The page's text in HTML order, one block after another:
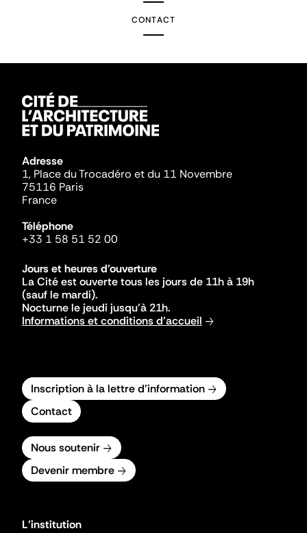
CONTACT
Adresse
1, Place du Trocadéro et du 11 Novembre
75116 Paris
France
Téléphone
+33 1 58 51 52 00
Jours et heures d'ouverture
La Cité est ouverte tous les jours de 11h à 19h
(sauf le mardi).
Nocturne le jeudi jusqu'à 21h.
Informations et conditions d'accueil
Inscription à la lettre d'information
Contact
Nous soutenir
Devenir membre
L'institution